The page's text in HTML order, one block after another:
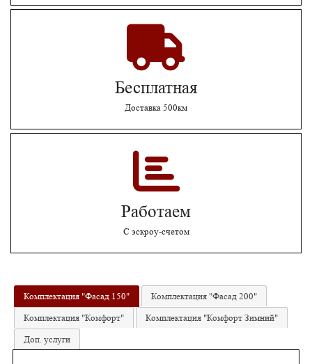
Бесплатная
Доставка 500км
Работаем
С эскроу-счетом
Комплектация "Фасад 150" Комплектация "Фасад 200"
Комплектация "Комфорт" Комплектация "Комфорт Зимний"
Доп. услуги